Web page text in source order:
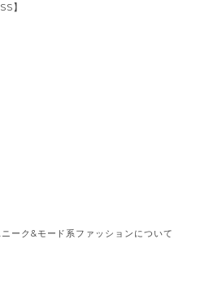
】
ク&モード系ファッションについて